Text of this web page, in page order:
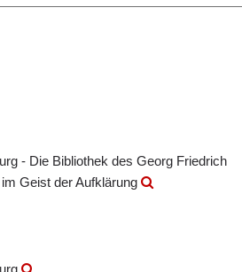
- Die Bibliothek des Georg Friedrich
Geist der Aufklärung